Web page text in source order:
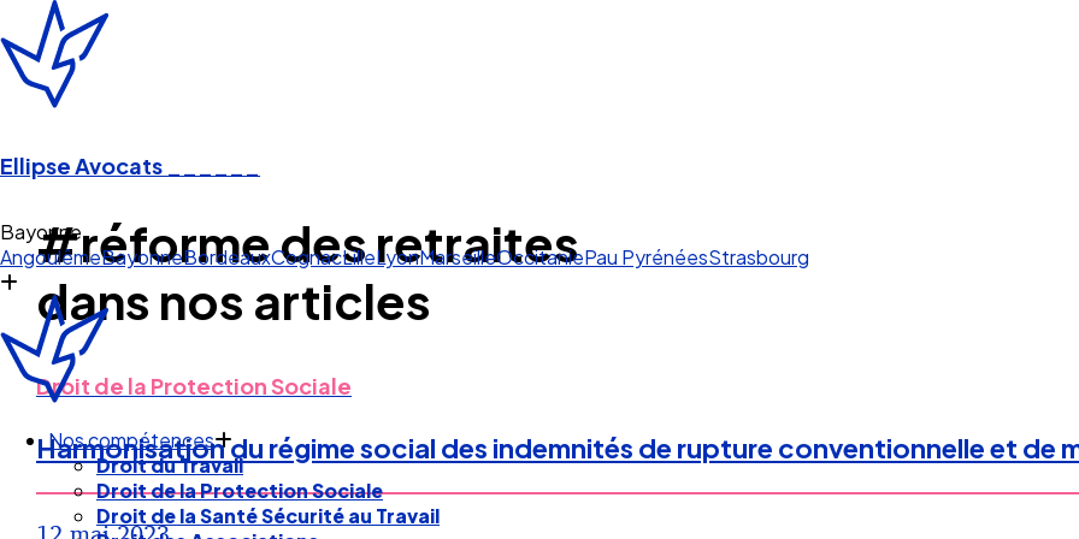
Ellipse Avocats
B
AngoulêmeBayonneBordeauxCognacLilleLyonMarseilleOccitaniePau PyrénéesStrasbourg
Nos compétences
Droit du Travail
Droit de la Protection Sociale
Droit de la Santé Sécurité au Travail
#réforme des retraites
dans nos articles
Droit de la Protection Sociale
Harmonisation du régime social des indemnités de rupture conventionnelle et de